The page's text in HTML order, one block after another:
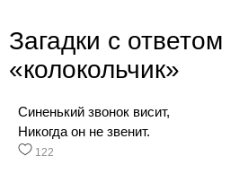
Загадки с ответом
«колокольчик»
Синенький звонок висит,
Никогда он не звенит.
122